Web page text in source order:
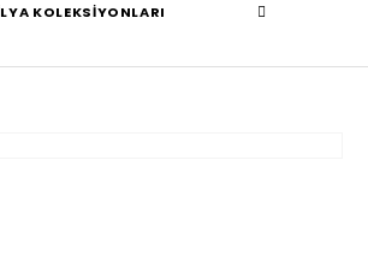
KOLEKSIYONLARI